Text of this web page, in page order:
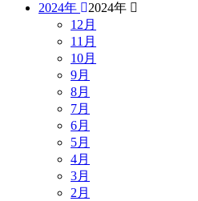
2024年
2024年
12月
11月
10月
9月
8月
7月
6月
5月
4月
3月
2月